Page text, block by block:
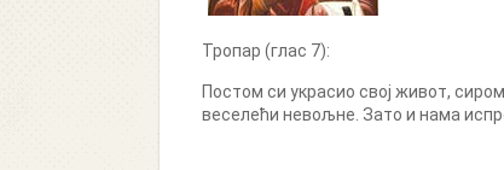
Тропар (глас 7):
Постом си украсио свој живот,
веселећи невољне. Зато и нама